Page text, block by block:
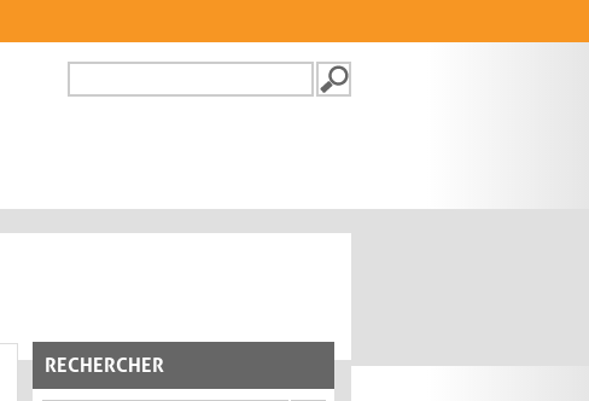
FORMULAIRE DE
RECHERCHER